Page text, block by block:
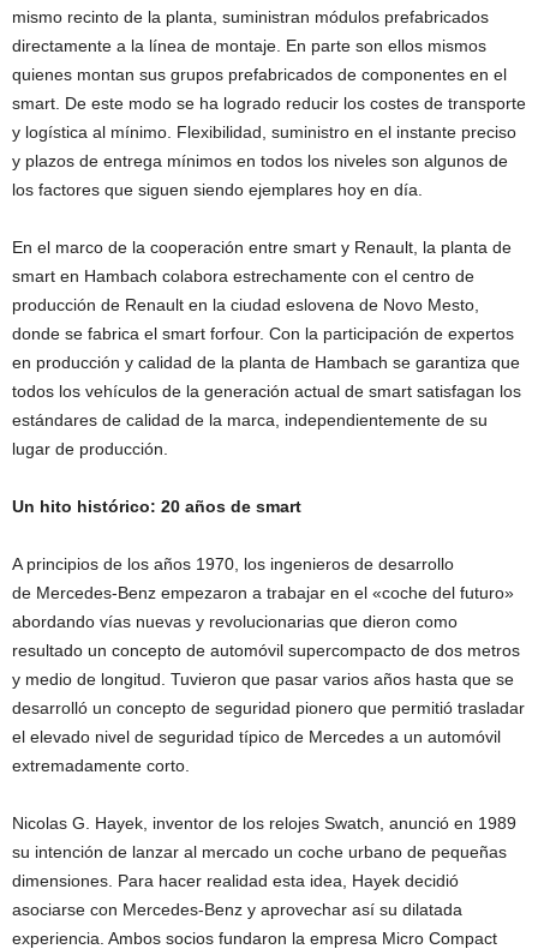
mismo recinto de la planta, suministran módulos prefabricados
directamente a la línea de montaje. En parte son ellos mismos
quienes montan sus grupos prefabricados de componentes en el
smart. De este modo se ha logrado reducir los costes de transporte
y logística al mínimo. Flexibilidad, suministro en el instante preciso
y plazos de entrega mínimos en todos los niveles son algunos de
los factores que siguen siendo ejemplares hoy en día.
En el marco de la cooperación entre smart y Renault, la planta de
smart en Hambach colabora estrechamente con el centro de
producción de Renault en la ciudad eslovena de Novo Mesto,
donde se fabrica el smart forfour. Con la participación de expertos
en producción y calidad de la planta de Hambach se garantiza que
todos los vehículos de la generación actual de smart satisfagan los
estándares de calidad de la marca, independientemente de su
lugar de producción.
Un hito histórico: 20 años de smart
A principios de los años 1970, los ingenieros de desarrollo
de Mercedes-Benz empezaron a trabajar en el «coche del futuro»
abordando vías nuevas y revolucionarias que dieron como
resultado un concepto de automóvil supercompacto de dos metros
y medio de longitud. Tuvieron que pasar varios años hasta que se
desarrolló un concepto de seguridad pionero que permitió trasladar
el elevado nivel de seguridad típico de Mercedes a un automóvil
extremadamente corto.
Nicolas G. Hayek, inventor de los relojes Swatch, anunció en 1989
su intención de lanzar al mercado un coche urbano de pequeñas
dimensiones. Para hacer realidad esta idea, Hayek decidió
asociarse con Mercedes-Benz y aprovechar así su dilatada
experiencia. Ambos socios fundaron la empresa Micro Compact